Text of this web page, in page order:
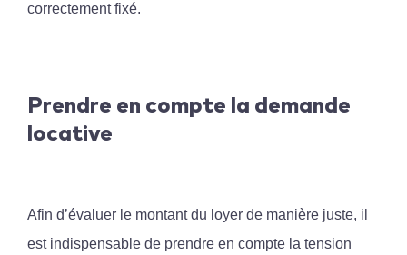
correctement fixé.
Prendre en compte la demande
locative
Afin d’évaluer le montant du loyer de manière juste, il
est indispensable de prendre en compte la tension